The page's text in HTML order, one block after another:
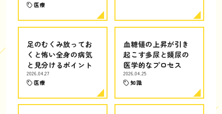
医療
足のむくみ放ってお
くと怖い全身の病気
と見分けるポイント
2026.04.27
医療
血糖値の上昇が引き
起こす多尿と頻尿の
医学的なプロセス
2026.04.25
知識